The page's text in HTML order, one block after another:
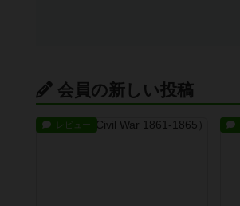
会員の新しい投稿
レビュー